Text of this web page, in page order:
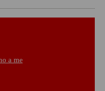
a me